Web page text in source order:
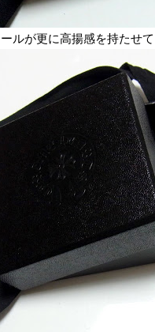
ルが更に高揚感を持たせて